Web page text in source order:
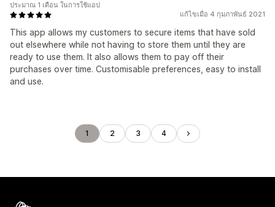
แก้ไขเมื่อ 4 กุมภาพันธ์ 2021
This app allows my customers to secure items that have sold
out elsewhere while not having to store them until they are
ready to use them. It also allows them to pay off their
purchases over time. Customisable preferences, easy to install
and use.
ประมาณ 1 เดือน ในการใช้แอป
1 2 3 4